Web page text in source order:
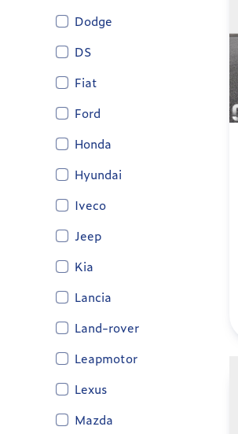
Dodge
DS
Fiat
Ford
Honda
Hyundai
Iveco
Jeep
Kia
Lancia
Land-rover
Leapmotor
Lexus
Mazda